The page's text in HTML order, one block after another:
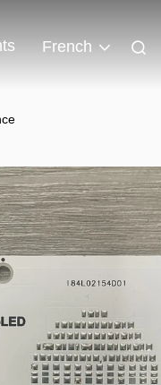
French